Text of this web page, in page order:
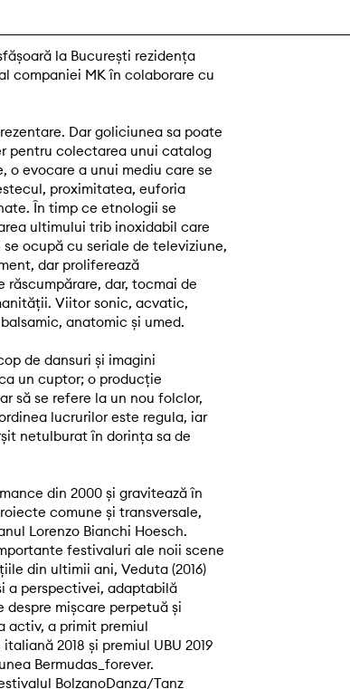
la București rezidența
companiei MK în colaborare cu
Dar goliciunea sa poate
pentru colectarea unui catalog
o evocare a unui mediu care se
proximitatea, euforia
În timp ce etnologii se
ultimului trib inoxidabil care
ocupă cu seriale de televiziune,
dar proliferează
dar, tocmai de
Viitor sonic, acvatic,
anatomic și umed.
de dansuri și imagini
un cuptor; o producție
să se refere la un nou folclor,
lucrurilor este regula, iar
netulburat în dorința sa de
din 2000 și gravitează în
comune și transversale,
Lorenzo Bianchi Hoesch.
festivaluri ale noii scene
din ultimii ani, Veduta (2016)
a perspectivei, adaptabilă
despre mișcare perpetuă și
activ, a primit premiul
2018 și premiul UBU 2019
Bermudas_forever.
BolzanoDanza/Tanz